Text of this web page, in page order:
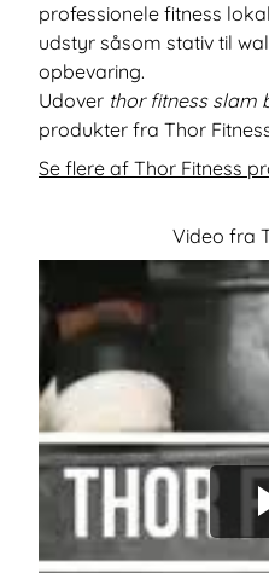
professionele fitness
udstyr såsom stativ til
opbevaring.
Udover thor fitness slam
produkter fra Thor
Se flere af Thor Fitness
Video fra